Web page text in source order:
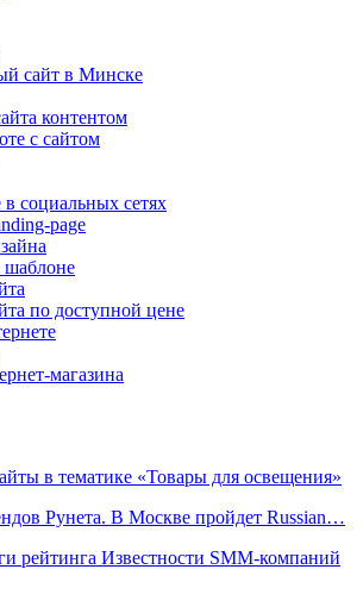
сайт в Минске
контентом
с сайтом
социальных сетях
page
шаблоне
по доступной цене
магазина
в тематике «Товары для освещения»
Рунета. В Москве пройдет Russian…
рейтинга Известности SMM-компаний